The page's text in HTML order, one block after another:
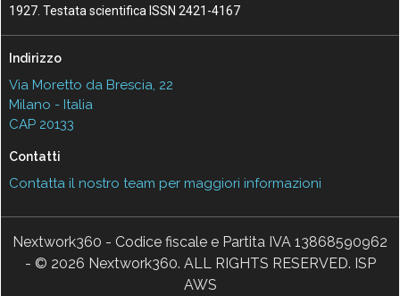
1927. Testata scientifica ISSN 2421-4167
Indirizzo
Via Moretto da Brescia, 22
Milano - Italia
CAP 20133
Contatti
Contatta il nostro team per maggiori informazioni
Nextwork360 - Codice fiscale e Partita IVA 13868590962
- © 2026 Nextwork360. ALL RIGHTS RESERVED. ISP
AWS